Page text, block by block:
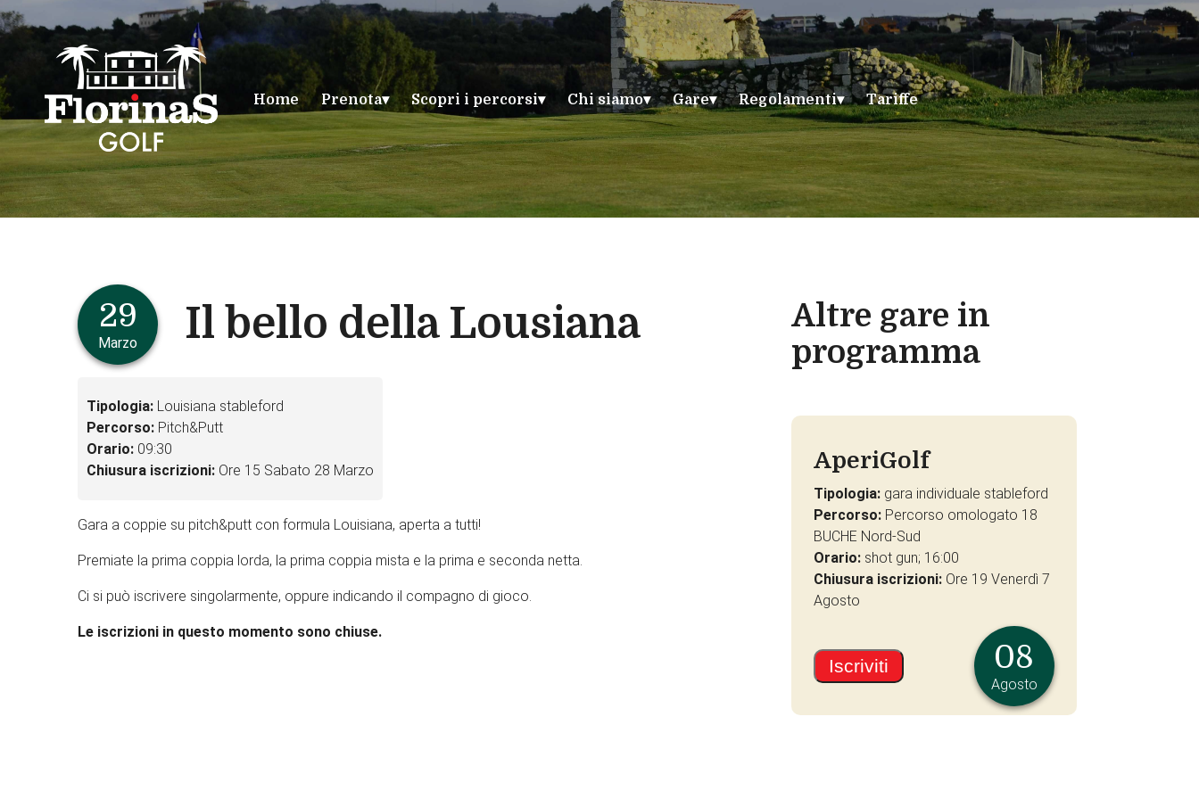
Home Prenota Scopri i percorsi Chi siamo Gare Regolamenti Tariffe
29
Marzo Il bello della Lousiana
Tipologia: Louisiana stableford
Percorso: Pitch&Putt
Orario: 09:30
Chiusura iscrizioni: Ore 15 Sabato 28 Marzo
Gara a coppie su pitch&putt con formula Louisiana, aperta a tutti!
Premiate la prima coppia lorda, la prima coppia mista e la prima e seconda netta.
Ci si può iscrivere singolarmente, oppure indicando il compagno di gioco.
Le iscrizioni in questo momento sono chiuse.
Altre gare in
programma
AperiGolf
Tipologia:gara individuale stableford
Percorso:Percorso omologato 18
BUCHE Nord-Sud
Orario:shot gun; 16:00
Chiusura iscrizioni:Ore 19 Venerdì 7
Agosto
Iscriviti 08
Agosto